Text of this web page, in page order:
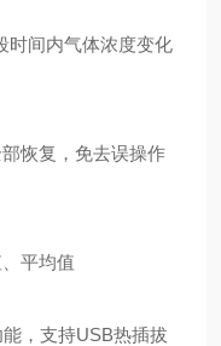
间内气体浓度变化
恢复，免去误操作
平均值
，支持USB热插拔